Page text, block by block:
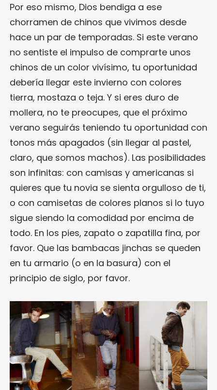
Por eso mismo, Dios bendiga a ese
chorramen de chinos que vivimos desde
hace un par de temporadas. Si este verano
no sentiste el impulso de comprarte unos
chinos de un color vivísimo, tu oportunidad
debería llegar este invierno con colores
tierra, mostaza o teja. Y si eres duro de
mollera, no te preocupes, que el próximo
verano seguirás teniendo tu oportunidad con
tonos más apagados (sin llegar al pastel,
claro, que somos machos). Las posibilidades
son infinitas: con camisas y americanas si
quieres que tu novia se sienta orgulloso de ti,
o con camisetas de colores planos si lo tuyo
sigue siendo la comodidad por encima de
todo. En los pies, zapato o zapatilla fina, por
favor. Que las bambacas jinchas se queden
en tu armario (o en la basura) con el
principio de siglo, por favor.